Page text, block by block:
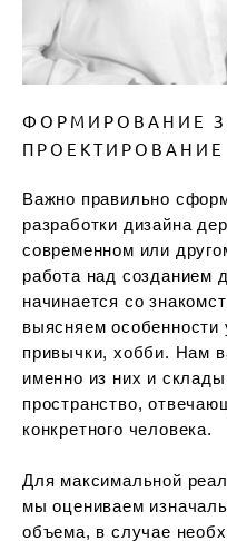
ФОРМИРОВАНИЕ
ПРОЕКТИРОВАНИЕ
Важно правильно
разработки дизайна
современном или
работа над созданием
начинается со
выясняем особенности
привычки, хобби. Нам
именно из них и
пространство,
конкретного человека.
Для максимальной
мы оцениваем
объема, в случае